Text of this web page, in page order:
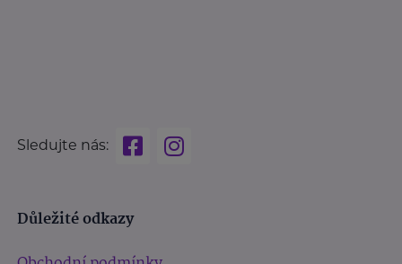
Sledujte nás:
Důležité odkazy